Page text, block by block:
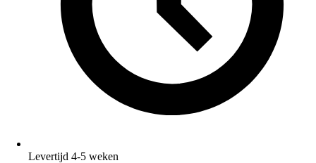
Levertijd 4-5 weken